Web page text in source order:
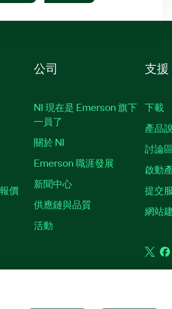
價
公司
NI 現在是 Emerson 旗下
一員了
關於 NI
Emerson 職涯發展
新聞中心
供應鏈與品質
活動
支援
下載
產品
討論
啟動
提交
網站